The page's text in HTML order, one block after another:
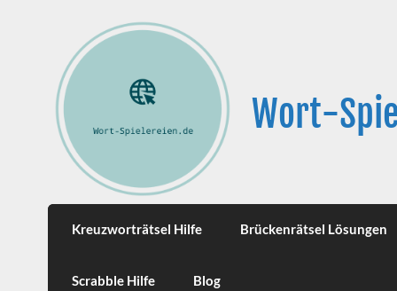
Wort-
Kreuzworträtsel Hilfe Brückenrätsel Lösungen
Scrabble Hilfe Blog